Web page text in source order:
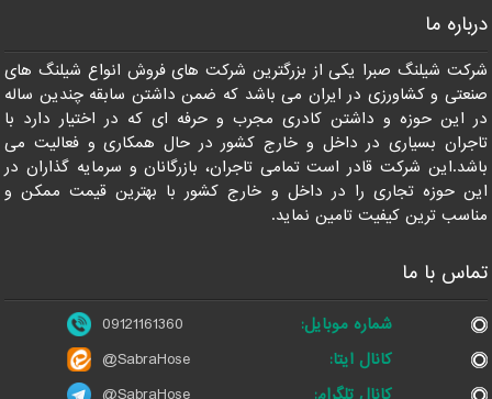
درباره ما
شرکت شیلنگ صبرا یکی از بزرگترین شرکت های فروش انواع شیلنگ های
صنعتی و کشاورزی در ایران می باشد که ضمن داشتن سابقه چندین ساله
در این حوزه و داشتن کادری مجرب و حرفه ای که در اختیار دارد با
تاجران بسیاری در داخل و خارج کشور در حال همکاری و فعالیت می
باشد.این شرکت قادر است تمامی تاجران، بازرگانان و سرمایه گذاران در
این حوزه تجاری را در داخل و خارج کشور با بهترین قیمت ممکن و
مناسب ترین کیفیت تامین نماید.
تماس با ما
شماره موبایل:
09121161360
کانال ایتا:
@SabraHose